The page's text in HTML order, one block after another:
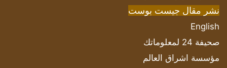
نشر مقال جيست بوست
English
صحيفة 24 لمعلوماتك
مؤسسة اشراق العالم